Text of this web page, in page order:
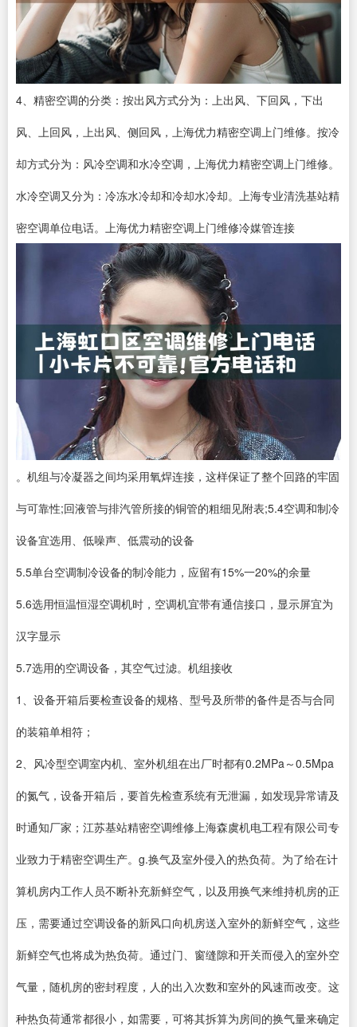
4、精密空调的分类：按出风方式分为：上出风、下回风，下出
风、上回风，上出风、侧回风，上海优力精密空调上门维修。按冷
却方式分为：风冷空调和水冷空调，上海优力精密空调上门维修。
水冷空调又分为：冷冻水冷却和冷却水冷却。上海专业清洗基站精
密空调单位电话。上海优力精密空调上门维修冷媒管连接
。机组与冷凝器之间均采用氧焊连接，这样保证了整个回路的牢固
与可靠性;回液管与排汽管所接的铜管的粗细见附表;5.4空调和制冷
设备宜选用、低噪声、低震动的设备
5.5单台空调制冷设备的制冷能力，应留有15%一20%的余量
5.6选用恒温恒湿空调机时，空调机宜带有通信接口，显示屏宜为
汉字显示
5.7选用的空调设备，其空气过滤。机组接收
1、设备开箱后要检查设备的规格、型号及所带的备件是否与合同
的装箱单相符；
2、风冷型空调室内机、室外机组在出厂时都有0.2MPa～0.5Mpa
的氮气，设备开箱后，要首先检查系统有无泄漏，如发现异常请及
时通知厂家；江苏基站精密空调维修上海森虞机电工程有限公司专
业致力于精密空调生产。g.换气及室外侵入的热负荷。为了给在计
算机房内工作人员不断补充新鲜空气，以及用换气来维持机房的正
压，需要通过空调设备的新风口向机房送入室外的新鲜空气，这些
新鲜空气也将成为热负荷。通过门、窗缝隙和开关而侵入的室外空
气量，随机房的密封程度，人的出入次数和室外的风速而改变。这
种热负荷通常都很小，如需要，可将其拆算为房间的换气量来确定